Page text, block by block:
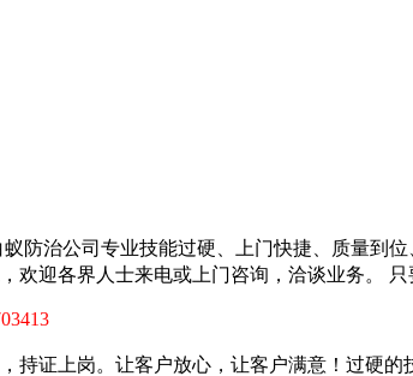
防治公司专业技能过硬、上门快捷、质量到
欢迎各界人士来电或上门咨询，洽谈业务。
持证上岗。让客户放心，让客户满意！过硬的